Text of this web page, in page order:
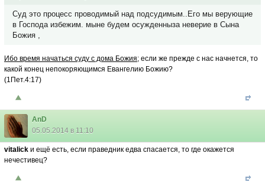
Суд это процесс проводимый над подсудимым..Его мы верующие
в Господа избежим. мыне будем осужденныза неверие в Сына
Божия ,
Ибо время начаться суду с дома Божия; если же прежде с нас начнется, то
какой конец непокоряющимся Евангелию Божию?
(1Пет.4:17)
AnD
05.05.2014 в 11:10
vitalick и ещё есть, если праведник едва спасается, то где окажется
нечестивец?